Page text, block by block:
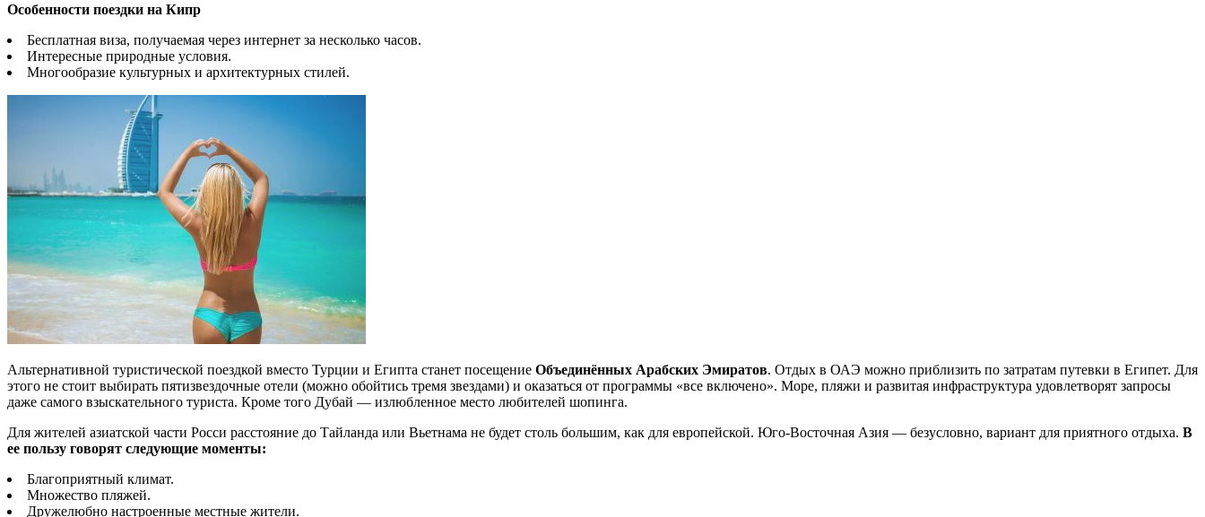
Особенности поездки на Кипр
Бесплатная виза, получаемая через интернет за несколько часов.
Интересные природные условия.
Многообразие культурных и архитектурных стилей.
Альтернативной туристической поездкой вместо Турции и Египта станет посещение Объединённых Арабских Эмиратов. Отдых в ОАЭ можно приблизить по затратам путевки в Египет. Для
этого не стоит выбирать пятизвездочные отели (можно обойтись тремя звездами) и оказаться от программы «все включено». Море, пляжи и развитая инфраструктура удовлетворят запросы
даже самого взыскательного туриста. Кроме того Дубай — излюбленное место любителей шопинга.
Для жителей азиатской части Росси расстояние до Тайланда или Вьетнама не будет столь большим, как для европейской. Юго-Восточная Азия — безусловно, вариант для приятного отдыха. В
ее пользу говорят следующие моменты:
Благоприятный климат.
Множество пляжей.
Дружелюбно настроенные местные жители.